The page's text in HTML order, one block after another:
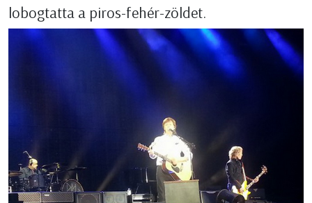
lobogtatta a piros-fehér-zöldet.